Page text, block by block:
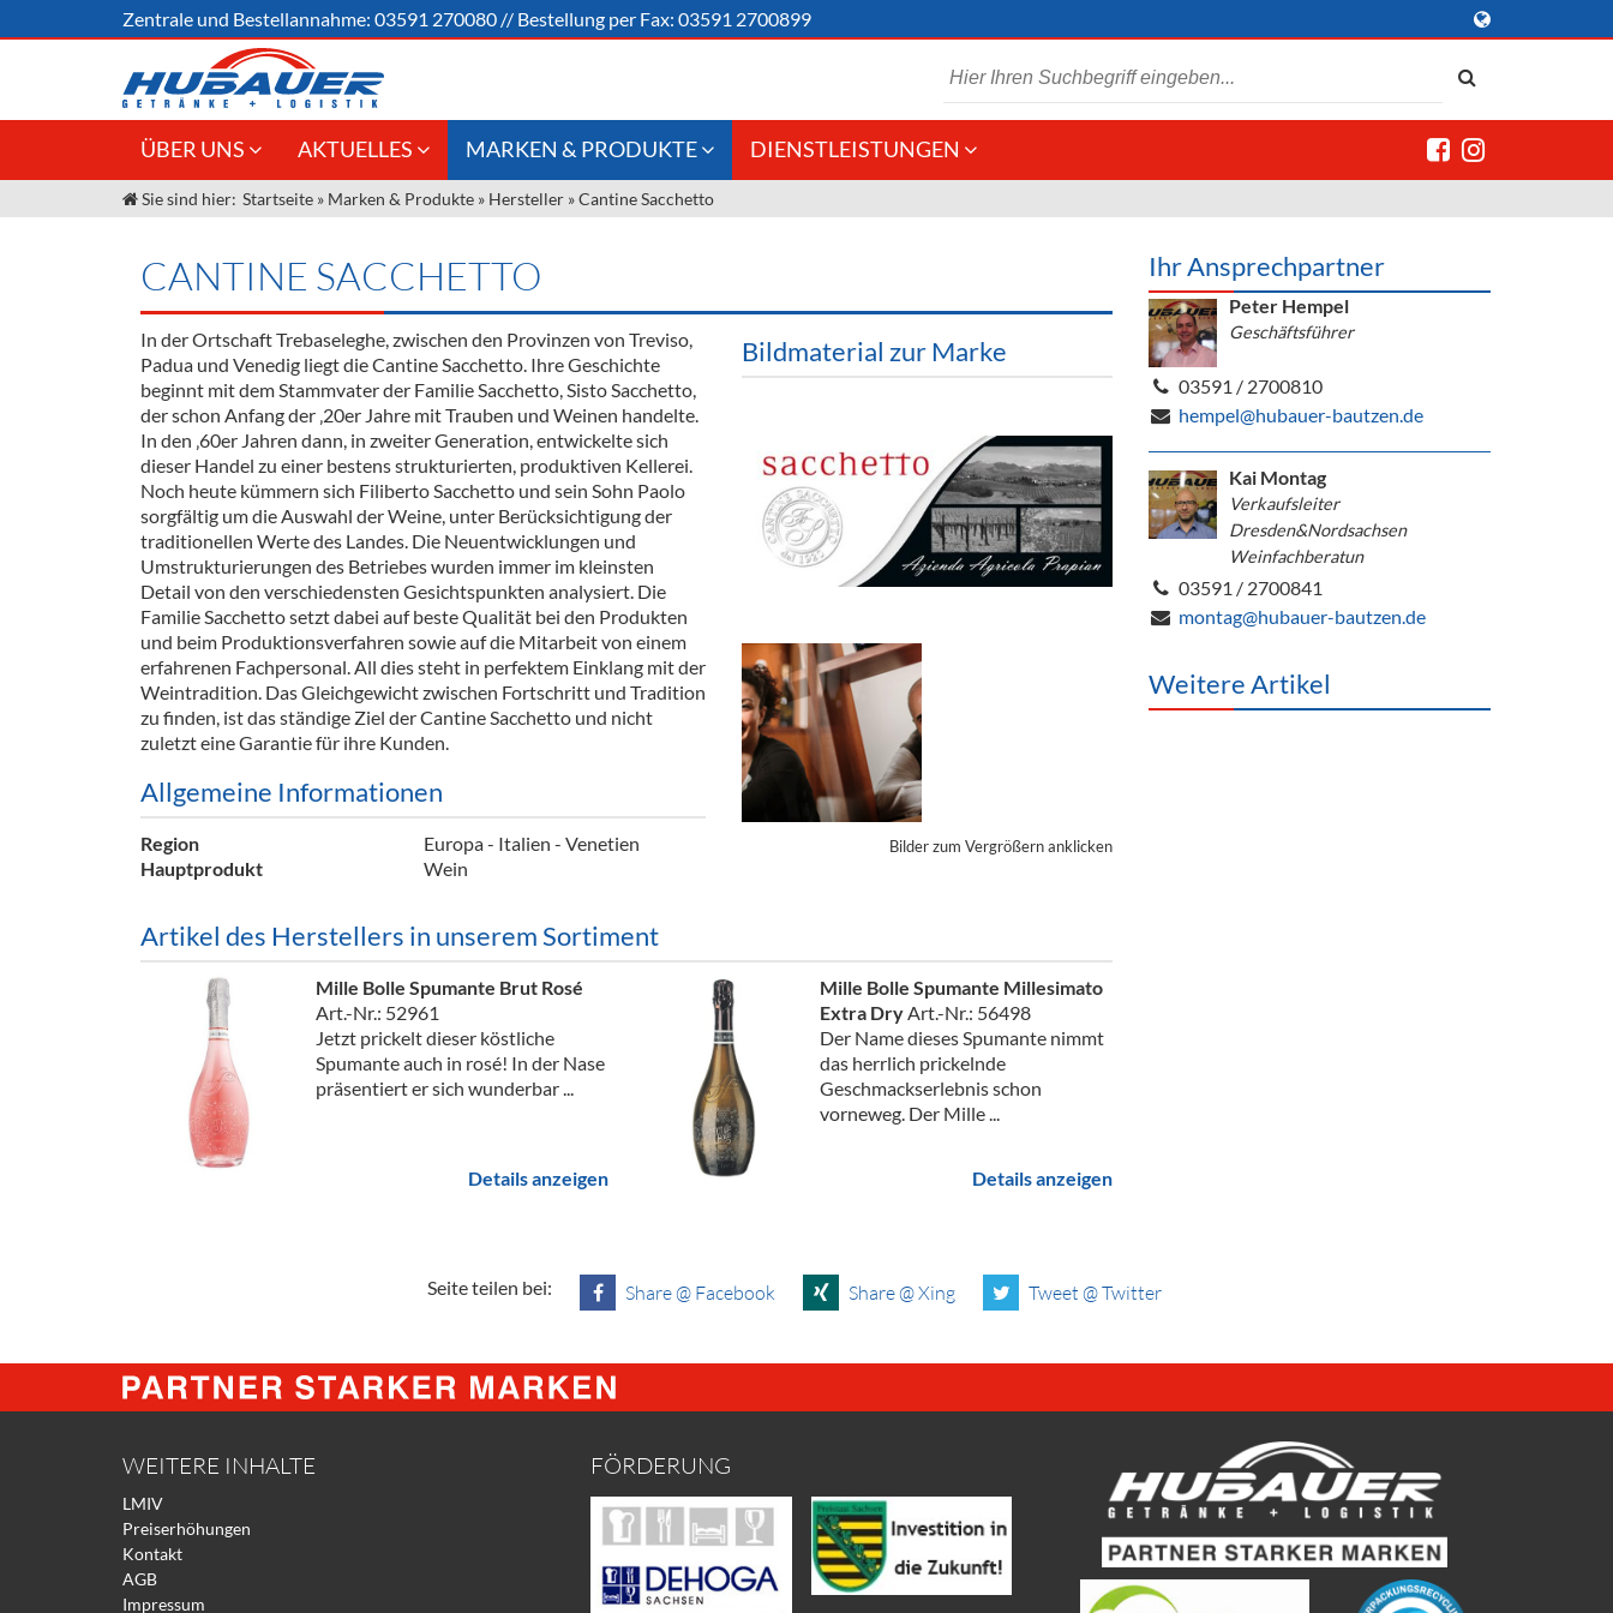
Zentrale und Bestellannahme: 03591 270080 // Bestellung per Fax: 03591 2700899
ÜBER UNS
Jobs
Unser Team
Kontakt
AKTUELLES
Angebote Gastronomie &
Gastronomie
Innovation - Die Neue Art des
Bierzapfens "DroughtMaster"
Neuigkeiten
Termine
MARKEN & PRODUKTE
Weine & Schaumwein
Spirituosen
Bier
Fassbier + Zubehör
Alkoholfreie Getränke
Öle & Küchenartikel
Kaffee
Barzubehör
Equipment
Ausschankwagen
Gläser
Kühlanhänger
Verpackung
Hygieneartikel & Desinfektion
DIENSTLEISTUNGEN
Kommisionskauf &
Sie sind hier: Startseite » Marken & Produkte » Hersteller »Cantine Sacchetto
CANTINE SACCHETTO
In der Ortschaft Trebaseleghe, zwischen den Provinzen von Treviso,
Padua und Venedig liegt die Cantine Sacchetto. Ihre Geschichte
beginnt mit dem Stammvater der Familie Sacchetto, Sisto Sacchetto,
der schon Anfang der ‚20er Jahre mit Trauben und Weinen handelte.
In den ‚60er Jahren dann, in zweiter Generation, entwickelte sich
dieser Handel zu einer bestens strukturierten, produktiven Kellerei.
Noch heute kümmern sich Filiberto Sacchetto und sein Sohn Paolo
sorgfältig um die Auswahl der Weine, unter Berücksichtigung der
traditionellen Werte des Landes. Die Neuentwicklungen und
Umstrukturierungen des Betriebes wurden immer im kleinsten
Detail von den verschiedensten Gesichtspunkten analysiert. Die
Familie Sacchetto setzt dabei auf beste Qualität bei den Produkten
und beim Produktionsverfahren sowie auf die Mitarbeit von einem
erfahrenen Fachpersonal. All dies steht in perfektem Einklang mit der
Weintradition. Das Gleichgewicht zwischen Fortschritt und Tradition
zu finden, ist das ständige Ziel der Cantine Sacchetto und nicht
zuletzt eine Garantie für ihre Kunden.
Allgemeine Informationen
Region
Europa - Italien - Venetien
Hauptprodukt
Wein
Bildmaterial zur Marke
Bilder zum Vergrößern anklicken
Artikel des Herstellers in unserem Sortiment
Mille Bolle Spumante Brut Rosé
Art.-Nr.: 52961
Jetzt prickelt dieser köstliche
Spumante auch in rosé! In der Nase
präsentiert er sich wunderbar ...
Details anzeigen
Mille Bolle Spumante Millesimato
Extra DryArt.-Nr.: 56498
Der Name dieses Spumante nimmt
das herrlich prickelnde
Geschmackserlebnis schon
vorneweg. Der Mille ...
Details anzeigen
Ihr Ansprechpartner
Peter Hempel
Geschäftsführer
03591 / 2700810
hempel@hubauer-bautzen.de
Kai Montag
Verkaufsleiter
Dresden&Nordsachsen
Weinfachberatun
03591 / 2700841
montag@hubauer-bautzen.de
Weitere Artikel
Seite teilen bei: Share @ Facebook Share @ Xing Tweet @ Twitter
WEITERE INHALTE
LMIV
Preiserhöhungen
Kontakt
AGB
Impressum
FÖRDERUNG